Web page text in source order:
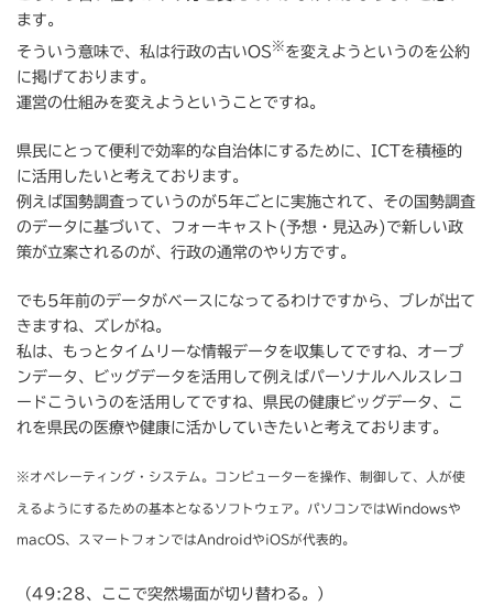
ます。
そういう意味で、私は行政の古いOS※を変えようというのを公約
に掲げております。
運営の仕組みを変えようということですね。
県民にとって便利で効率的な自治体にするために、ICTを積極的
に活用したいと考えております。
例えば国勢調査っていうのが5年ごとに実施されて、その国勢調査
のデータに基づいて、フォーキャスト(予想・見込み)で新しい政
策が立案されるのが、行政の通常のやり方です。
でも5年前のデータがベースになってるわけですから、ブレが出て
きますね、ズレがね。
私は、もっとタイムリーな情報データを収集してですね、オープ
ンデータ、ビッグデータを活用して例えばパーソナルヘルスレコ
ードこういうのを活用してですね、県民の健康ビッグデータ、こ
れを県民の医療や健康に活かしていきたいと考えております。
※オペレーティング・システム。コンピューターを操作、制御して、人が使
えるようにするための基本となるソフトウェア。パソコンではWindowsや
macOS、スマートフォンではAndroidやiOSが代表的。
（49:28、ここで突然場面が切り替わる。）